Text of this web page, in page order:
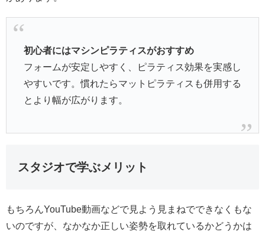
初心者にはマシンピラティスがおすすめ
フォームが安定しやすく、ピラティス効果を実感し
やすいです。慣れたらマットピラティスも併用する
とより幅が広がります。
スタジオで学ぶメリット
もちろんYouTube動画などで見よう見まねでできなくもな
いのですが、なかなか正しい姿勢を取れているかどうかは